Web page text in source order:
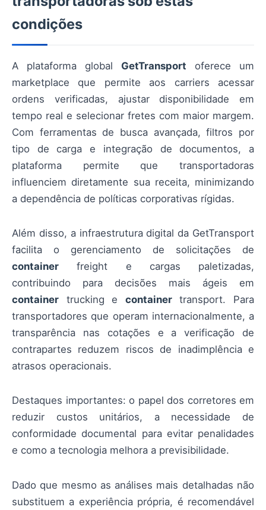
condições
A plataforma global GetTransport oferece um
marketplace que permite aos carriers acessar
ordens verificadas, ajustar disponibilidade em
tempo real e selecionar fretes com maior margem.
Com ferramentas de busca avançada, filtros por
tipo de carga e integração de documentos, a
plataforma permite que transportadoras
influenciem diretamente sua receita, minimizando
a dependência de políticas corporativas rígidas.
Além disso, a infraestrutura digital da GetTransport
facilita o gerenciamento de solicitações de
container freight e cargas paletizadas,
contribuindo para decisões mais ágeis em
container trucking e containertransport. Para
transportadores que operam internacionalmente, a
transparência nas cotações e a verificação de
contrapartes reduzem riscos de inadimplência e
atrasos operacionais.
Destaques importantes: o papel dos corretores em
reduzir custos unitários, a necessidade de
conformidade documental para evitar penalidades
e como a tecnologia melhora a previsibilidade.
Dado que mesmo as análises mais detalhadas não
substituem a experiência própria, é recomendável